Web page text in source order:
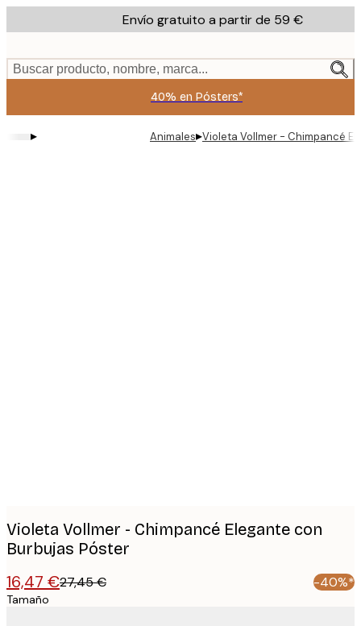
to
content.
Envío gratuito a partir de 59 €
Buscar producto, nombre, marca...
40% en Pósters*
▸ Animales▸Violeta Vollmer - Chimpancé
Violeta Vollmer - Chimpancé Elegante con
Burbujas Póster
16,47 €27,45 € -40%*
Tamaño